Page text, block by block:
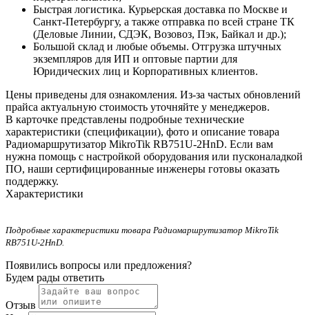
Быстрая логистика. Курьерская доставка по Москве и
Санкт-Петербургу, а также отправка по всей стране ТК
(Деловые Линии, СДЭК, Возовоз, Пэк, Байкал и др.);
Большой склад и любые объемы. Отгрузка штучных
экземпляров для ИП и оптовые партии для
Юридических лиц и Корпоративных клиентов.
Цены приведены для ознакомления. Из‑за частых обновлений
прайса актуальную стоимость уточняйте у менеджеров.
В карточке представлены подробные технические
характеристики (спецификации), фото и описание товара
Радиомаршрутизатор MikroTik RB751U-2HnD. Если вам
нужна помощь с настройкой оборудования или пусконаладкой
ПО, наши сертифицированные инженеры готовы оказать
поддержку.
Характеристики
Подробные характеристики товара Радиомаршрутизатор MikroTik
RB751U-2HnD.
Появились вопросы или предложения?
Будем рады ответить
Отзыв